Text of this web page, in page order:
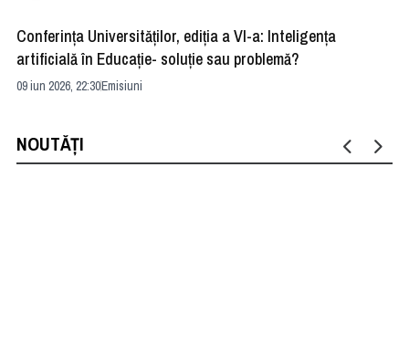
Conferința Universităților, ediția a VI-a: Inteligența
artificială în Educație- soluție sau problemă?
09 iun 2026, 22:30Emisiuni
NOUTĂȚI